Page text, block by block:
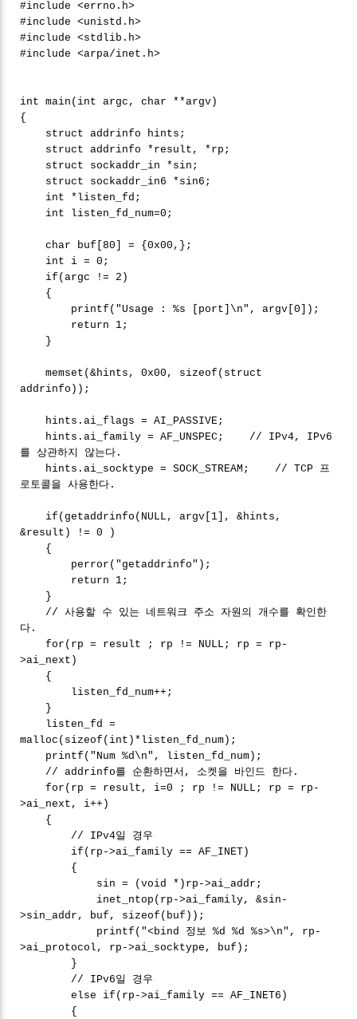
#include <errno.h>
#include <unistd.h>
#include <stdlib.h>
#include <arpa/inet.h>
int main(int argc, char **argv)
{
struct addrinfo hints;
struct addrinfo *result, *rp;
struct sockaddr_in *sin;
struct sockaddr_in6 *sin6;
int *listen_fd;
int listen_fd_num=0;
char buf[80] = {0x00,};
int i = 0;
if(argc != 2)
{
printf("Usage : %s [port]\n", argv[0]);
return 1;
}
memset(&hints, 0x00, sizeof(struct
addrinfo));
hints.ai_flags = AI_PASSIVE;
hints.ai_family = AF_UNSPEC; // IPv4, IPv6
를 상관하지 않는다.
hints.ai_socktype = SOCK_STREAM; // TCP 프
로토콜을 사용한다.
if(getaddrinfo(NULL, argv[1], &hints,
&result) != 0 )
{
perror("getaddrinfo");
return 1;
}
// 사용할 수 있는 네트워크 주소 자원의 개수를 확인한
다.
for(rp = result ; rp != NULL; rp = rp-
>ai_next)
{
listen_fd_num++;
}
listen_fd =
malloc(sizeof(int)*listen_fd_num);
printf("Num %d\n", listen_fd_num);
// addrinfo를 순환하면서, 소켓을 바인드 한다.
for(rp = result, i=0 ; rp != NULL; rp = rp-
>ai_next, i++)
{
// IPv4일 경우
if(rp->ai_family == AF_INET)
{
sin = (void *)rp->ai_addr;
inet_ntop(rp->ai_family, &sin-
>sin_addr, buf, sizeof(buf));
printf("<bind 정보 %d %d %s>\n", rp-
>ai_protocol, rp->ai_socktype, buf);
}
// IPv6일 경우
else if(rp->ai_family == AF_INET6)
{